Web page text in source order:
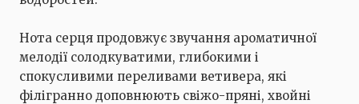
Нота серця продовжує звучання ароматичної
мелодії солодкуватими, глибокими і
спокусливими переливами ветивера, які
філігранно доповнюють свіжо-пряні, хвойні